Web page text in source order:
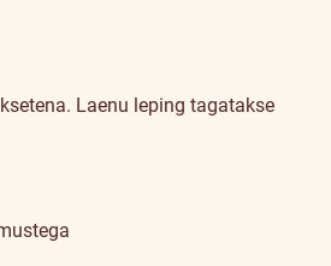
Laenu leping tagatakse